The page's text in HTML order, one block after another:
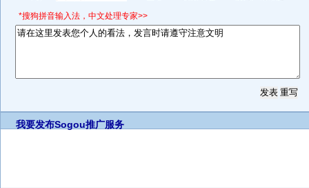
*搜狗拼音输入法，中文处理专家>>
我要发布Sogou推广服务